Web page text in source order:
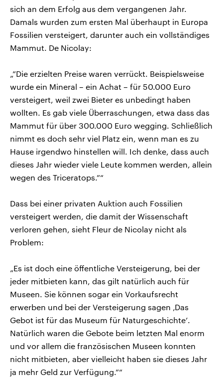
sich an dem Erfolg aus dem vergangenen Jahr.
Damals wurden zum ersten Mal überhaupt in Europa
Fossilien versteigert, darunter auch ein vollständiges
Mammut. De Nicolay:
„”Die erzielten Preise waren verrückt. Beispielsweise
wurde ein Mineral – ein Achat – für 50.000 Euro
versteigert, weil zwei Bieter es unbedingt haben
wollten. Es gab viele Überraschungen, etwa dass das
Mammut für über 300.000 Euro wegging. Schließlich
nimmt es doch sehr viel Platz ein, wenn man es zu
Hause irgendwo hinstellen will. Ich denke, dass auch
dieses Jahr wieder viele Leute kommen werden, allein
wegen des Triceratops.”“
Dass bei einer privaten Auktion auch Fossilien
versteigert werden, die damit der Wissenschaft
verloren gehen, sieht Fleur de Nicolay nicht als
Problem:
„Es ist doch eine öffentliche Versteigerung, bei der
jeder mitbieten kann, das gilt natürlich auch für
Museen. Sie können sogar ein Vorkaufsrecht
erwerben und bei der Versteigerung sagen ‚Das
Gebot ist für das Museum für Naturgeschichte’.
Natürlich waren die Gebote beim letzten Mal enorm
und vor allem die französischen Museen konnten
nicht mitbieten, aber vielleicht haben sie dieses Jahr
ja mehr Geld zur Verfügung.”“